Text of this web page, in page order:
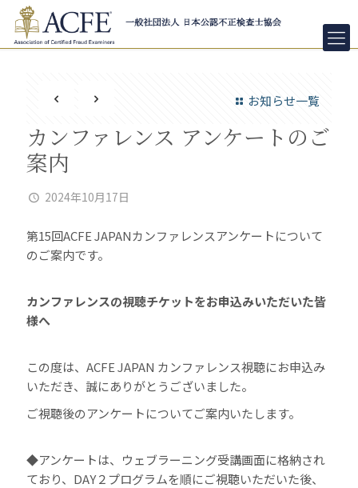
お知らせ一覧
カンファレンス アンケートのご
案内
2024年10月17日
第15回ACFE JAPANカンファレンスアンケートについて
のご案内です。
カンファレンスの視聴チケットをお申込みいただいた皆
様へ
この度は、ACFE JAPAN カンファレンス視聴にお申込み
いただき、誠にありがとうございました。
ご視聴後のアンケートについてご案内いたします。
◆アンケートは、ウェブラーニング受講画面に格納され
ており、DAY２プログラムを順にご視聴いただいた後、